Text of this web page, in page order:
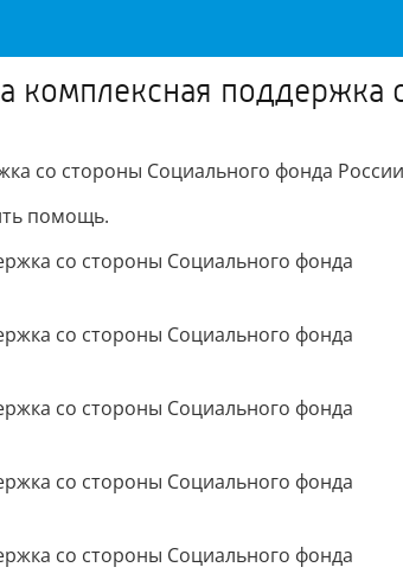
комплексная
со стороны Социального фонда
помощь.